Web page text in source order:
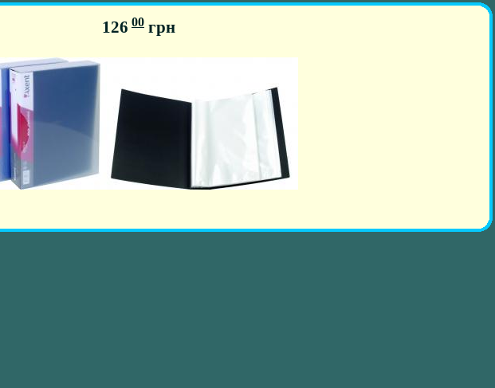
126 00 грн